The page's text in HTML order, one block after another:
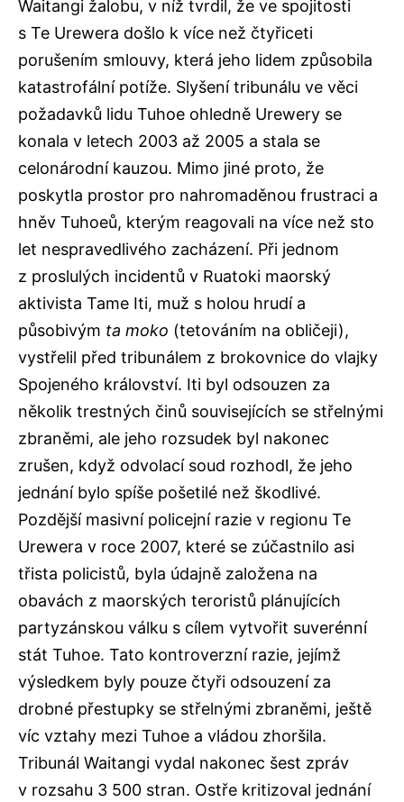
Waitangi žalobu, v níž tvrdil, že ve spojitosti
s Te Urewera došlo k více než čtyřiceti
porušením smlouvy, která jeho lidem způsobila
katastrofální potíže. Slyšení tribunálu ve věci
požadavků lidu Tuhoe ohledně Urewery se
konala v letech 2003 až 2005 a stala se
celonárodní kauzou. Mimo jiné proto, že
poskytla prostor pro nahromaděnou frustraci a
hněv Tuhoeů, kterým reagovali na více než sto
let nespravedlivého zacházení. Při jednom
z proslulých incidentů v Ruatoki maorský
aktivista Tame Iti, muž s holou hrudí a
působivým ta moko (tetováním na obličeji),
vystřelil před tribunálem z brokovnice do vlajky
Spojeného království. Iti byl odsouzen za
několik trestných činů souvisejících se střelnými
zbraněmi, ale jeho rozsudek byl nakonec
zrušen, když odvolací soud rozhodl, že jeho
jednání bylo spíše pošetilé než škodlivé.
Pozdější masivní policejní razie v regionu Te
Urewera v roce 2007, které se zúčastnilo asi
třista policistů, byla údajně založena na
obavách z maorských teroristů plánujících
partyzánskou válku s cílem vytvořit suverénní
stát Tuhoe. Tato kontroverzní razie, jejímž
výsledkem byly pouze čtyři odsouzení za
drobné přestupky se střelnými zbraněmi, ještě
víc vztahy mezi Tuhoe a vládou zhoršila.
Tribunál Waitangi vydal nakonec šest zpráv
v rozsahu 3 500 stran. Ostře kritizoval jednání